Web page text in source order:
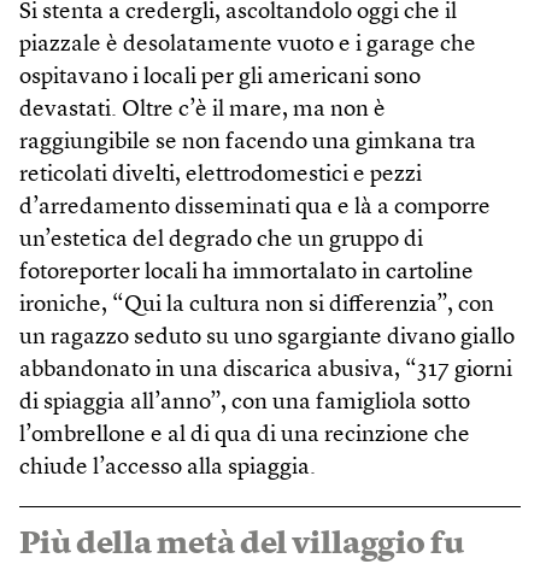
Si stenta a credergli, ascoltandolo oggi che il
piazzale è desolatamente vuoto e i garage che
ospitavano i locali per gli americani sono
devastati. Oltre c’è il mare, ma non è
raggiungibile se non facendo una gimkana tra
reticolati divelti, elettrodomestici e pezzi
d’arredamento disseminati qua e là a comporre
un’estetica del degrado che un gruppo di
fotoreporter locali ha immortalato in cartoline
ironiche, “Qui la cultura non si differenzia”, con
un ragazzo seduto su uno sgargiante divano giallo
abbandonato in una discarica abusiva, “317 giorni
di spiaggia all’anno”, con una famigliola sotto
l’ombrellone e al di qua di una recinzione che
chiude l’accesso alla spiaggia.
Più della metà del villaggio fu